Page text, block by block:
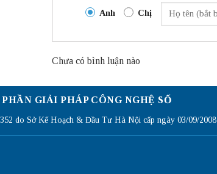
Anh Chị
Chưa có bình luận nào
GIẢI PHÁP CÔNG NGHỆ SỐ
do Sở Kế Hoạch & Đầu Tư Hà Nội cấp ngày 03/09/2008